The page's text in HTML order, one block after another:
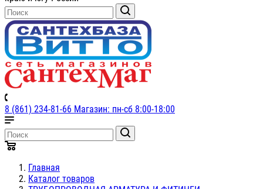
8 (861) 234-81-66 Магазин: пн-сб 8:00-18:00
Главная
Каталог товаров